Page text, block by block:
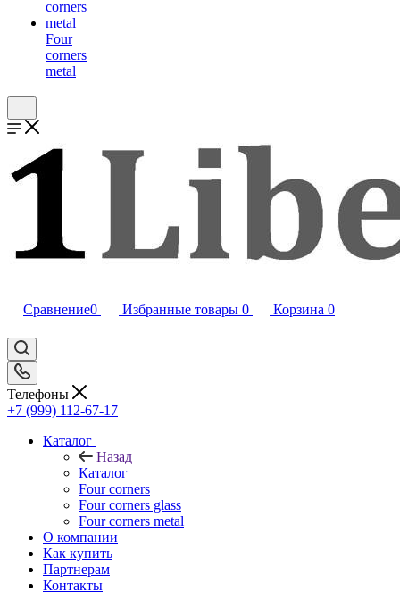
Four
corners
metal
Сравнение0 Избранные товары 0 Корзина 0
Телефоны
+7 (999) 112-67-17
Каталог
Назад
Каталог
Four corners
Four corners glass
Four corners metal
О компании
Как купить
Партнерам
Контакты